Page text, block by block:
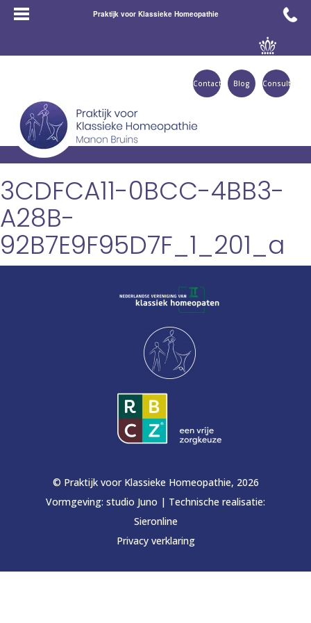
Praktijk voor Klassieke Homeopathie
Consult
Blog
Contact
3CDFCA11-0BCC-4BB3-
A28B-
92B7E9F95D7F_1_201_a
© Praktijk voor Klassieke Homeopathie, 2026
Vormgeving: studio Juno | Technische realisatie:
Sieronline
Privacy verklaring